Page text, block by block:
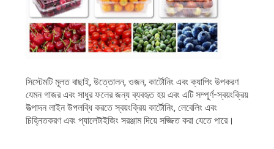
সিস্টেমটি মূলত বাছাই, উত্তোলন, ওজন, কার্টোনিং এবং ক্যাপিং উপকরণ
যেমন গাজর এবং সাধুর ফলের জন্য ব্যবহৃত হয় এবং এটি সম্পূর্ণ-স্বয়ংক্রিয়
উত্পাদন লাইন উপলব্ধি করতে স্বয়ংক্রিয় কার্টোনিং, লেবেলিং এবং
চিহ্নিতকরণ এবং প্যালেটাইজিং সরঞ্জাম দিয়ে সজ্জিত করা যেতে পারে।